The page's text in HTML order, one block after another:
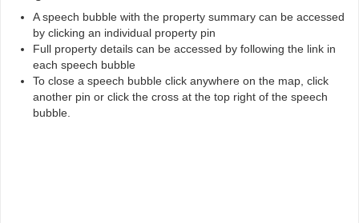
A speech bubble with the property summary can be accessed
by clicking an individual property pin
Full property details can be accessed by following the link in
each speech bubble
To close a speech bubble click anywhere on the map, click
another pin or click the cross at the top right of the speech
bubble.